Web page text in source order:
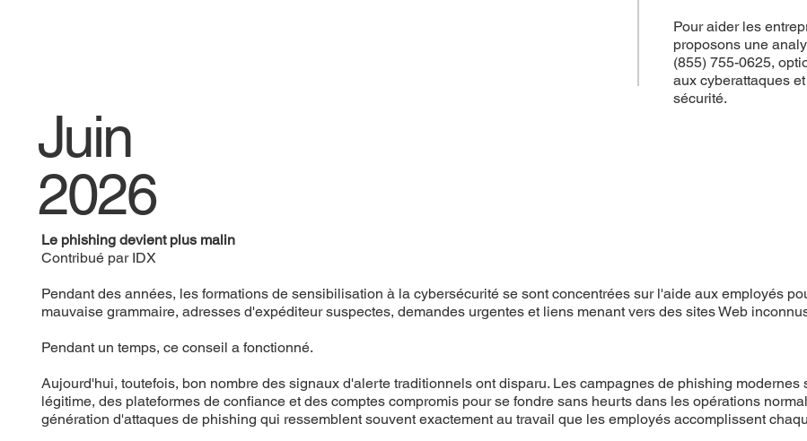
Pour aider les
proposons une
(855) 755-0625,
aux cyberattaques
sécurité.
Juin
2026
Le phishing devient plus malin
Contribué par IDX
Pendant des années, les formations de sensibilisation à la cybersécurité se sont concentrées sur l'aide aux employés
mauvaise grammaire, adresses d'expéditeur suspectes, demandes urgentes et liens menant vers des sites Web
Pendant un temps, ce conseil a fonctionné.
Aujourd'hui, toutefois, bon nombre des signaux d'alerte traditionnels ont disparu. Les campagnes de phishing
légitime, des plateformes de confiance et des comptes compromis pour se fondre sans heurts dans les opérations
génération d'attaques de phishing qui ressemblent souvent exactement au travail que les employés accomplissent